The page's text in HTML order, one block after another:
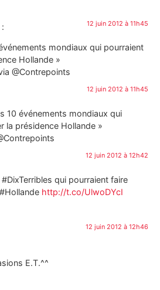
12 juin 2012 à 11h45
mondiaux qui pourraient
Hollande »
@Contrepoints
12 juin 2012 à 11h45
10 événements mondiaux qui
la présidence Hollande »
12 juin 2012 à 12h42
qui pourraient faire
http://t.co/UlwoDYcI
12 juin 2012 à 12h46
E.T.^^